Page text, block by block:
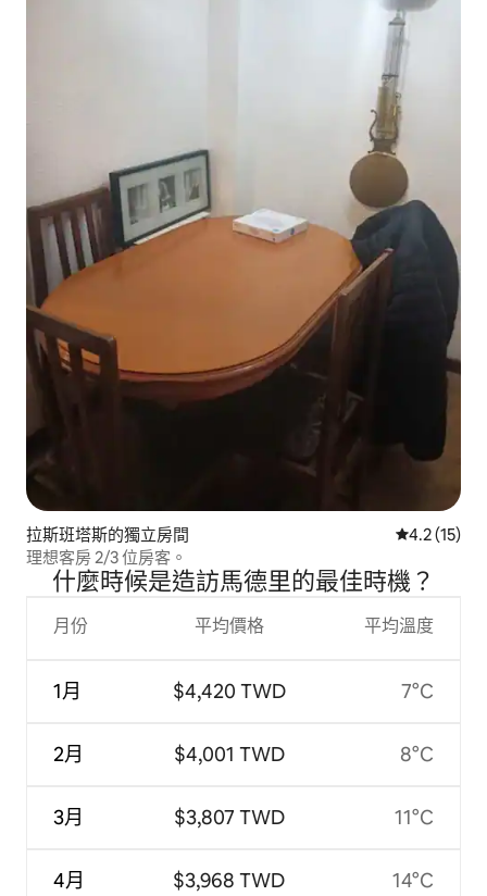
拉斯班塔斯的獨立房間 從 15 則評
4.2 (15)
理想客房 2/3 位房客。
什麼時候是造訪馬德里的最佳時機？
月份
1月
2月
3月
4月
平均價格
$4,420 TWD
$4,001 TWD
$3,807 TWD
$3,968 TWD
平均溫度
7°C
8°C
11°C
14°C